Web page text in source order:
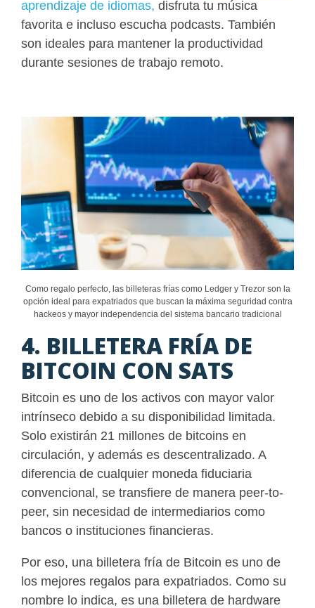
aprendizaje de idiomas, disfruta tu música
favorita e incluso escucha podcasts. También
son ideales para mantener la productividad
durante sesiones de trabajo remoto.
Como regalo perfecto, las billeteras frías como Ledger y Trezor son la
opción ideal para expatriados que buscan la máxima seguridad contra
hackeos y mayor independencia del sistema bancario tradicional
4. BILLETERA FRÍA DE
BITCOIN CON SATS
Bitcoin es uno de los activos con mayor valor
intrínseco debido a su disponibilidad limitada.
Solo existirán 21 millones de bitcoins en
circulación, y además es descentralizado. A
diferencia de cualquier moneda fiduciaria
convencional, se transfiere de manera peer-to-
peer, sin necesidad de intermediarios como
bancos o instituciones financieras.
Por eso, una billetera fría de Bitcoin es uno de
los mejores regalos para expatriados. Como su
nombre lo indica, es una billetera de hardware